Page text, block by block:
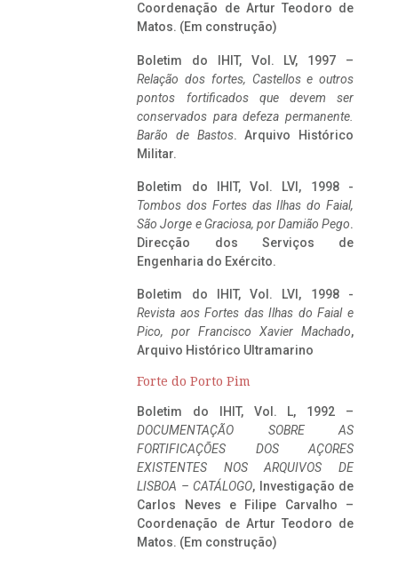
Coordenação de Artur Teodoro de
Matos. (Em construção)
Boletim do IHIT, Vol. LV, 1997 –
Relação dos fortes, Castellos e outros
pontos fortificados que devem ser
conservados para defeza permanente.
Barão de Bastos. Arquivo Histórico
Militar.
Boletim do IHIT, Vol. LVI, 1998 -
Tombos dos Fortes das Ilhas do Faial,
São Jorge e Graciosa, por Damião Pego.
Direcção dos Serviços de
Engenharia do Exército.
Boletim do IHIT, Vol. LVI, 1998 -
Revista aos Fortes das Ilhas do Faial e
Pico, por Francisco Xavier Machado,
Arquivo Histórico Ultramarino
Forte do Porto Pim
Boletim do IHIT, Vol. L, 1992 –
DOCUMENTAÇÃO SOBRE AS
FORTIFICAÇÕES DOS AÇORES
EXISTENTES NOS ARQUIVOS DE
LISBOA – CATÁLOGO, Investigação de
Carlos Neves e Filipe Carvalho –
Coordenação de Artur Teodoro de
Matos. (Em construção)